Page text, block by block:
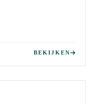
BEKIJKEN